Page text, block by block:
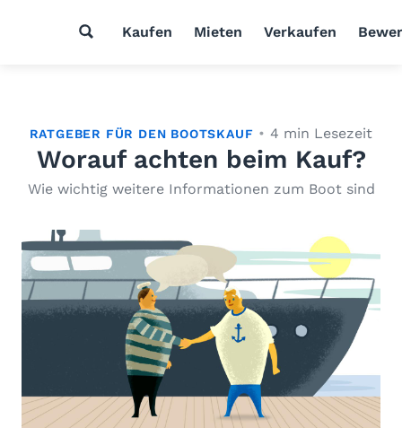
Kaufen Mieten Verkaufen
RATGEBER FÜR DEN BOOTSKAUF 4 min Lesezeit
Worauf achten beim Kauf?
Wie wichtig weitere Informationen zum Boot sind